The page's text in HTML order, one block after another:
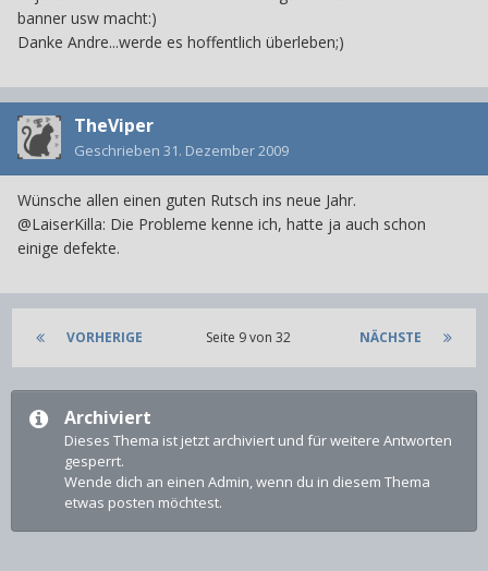
banner usw macht:)
Danke Andre...werde es hoffentlich überleben;)
TheViper
Geschrieben 31. Dezember 2009
Wünsche allen einen guten Rutsch ins neue Jahr.
@LaiserKilla: Die Probleme kenne ich, hatte ja auch schon
einige defekte.
VORHERIGE NÄCHSTE
Seite 9 von 32
Archiviert
Dieses Thema ist jetzt archiviert und für weitere Antworten
gesperrt.
Wende dich an einen Admin, wenn du in diesem Thema
etwas posten möchtest.